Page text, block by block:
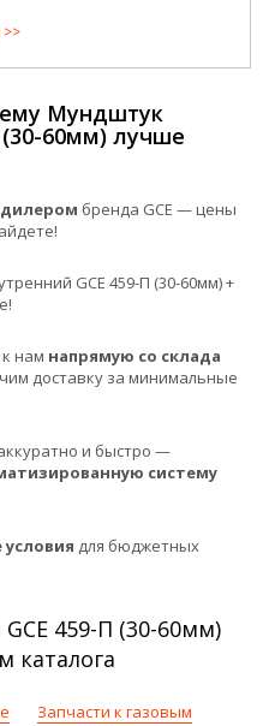
Мундштук
(30-60мм) лучше
бренда GCE — цены
GCE 459-П (30-60мм) +
нам напрямую со склада
доставку за минимальные
и быстро —
систему
для бюджетных
459-П (30-60мм)
каталога
Запчасти к газовым